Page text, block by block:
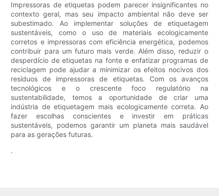
Impressoras de etiquetas podem parecer insignificantes no
contexto geral, mas seu impacto ambiental não deve ser
subestimado. Ao implementar soluções de etiquetagem
sustentáveis, como o uso de materiais ecologicamente
corretos e impressoras com eficiência energética, podemos
contribuir para um futuro mais verde. Além disso, reduzir o
desperdício de etiquetas na fonte e enfatizar programas de
reciclagem pode ajudar a minimizar os efeitos nocivos dos
resíduos de impressoras de etiquetas. Com os avanços
tecnológicos e o crescente foco regulatório na
sustentabilidade, temos a oportunidade de criar uma
indústria de etiquetagem mais ecologicamente correta. Ao
fazer escolhas conscientes e investir em práticas
sustentáveis, podemos garantir um planeta mais saudável
para as gerações futuras.
.